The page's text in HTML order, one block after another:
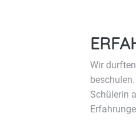
Wir
Schülerin